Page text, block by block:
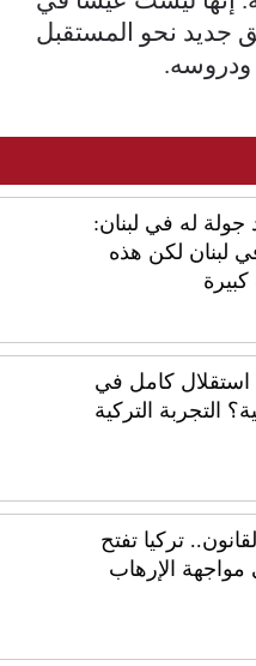
جديد نحو المستقبل
ودروسه.
له في لبنان:
لبنان لكن هذه
كامل في
التجربة التركية
تركيا تفتح
الإرهاب